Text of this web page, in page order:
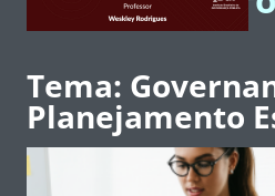
Tema:
Planejamento